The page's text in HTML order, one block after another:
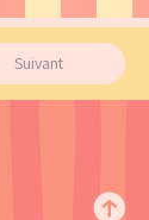
Suivant